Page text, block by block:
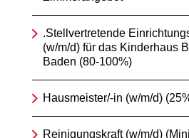
.Stellvertretende
(w/m/d) für das Kinderhaus
Baden (80-100%)
Hausmeister/-in (w/m/d)
Reinigungskraft (w/m/d)